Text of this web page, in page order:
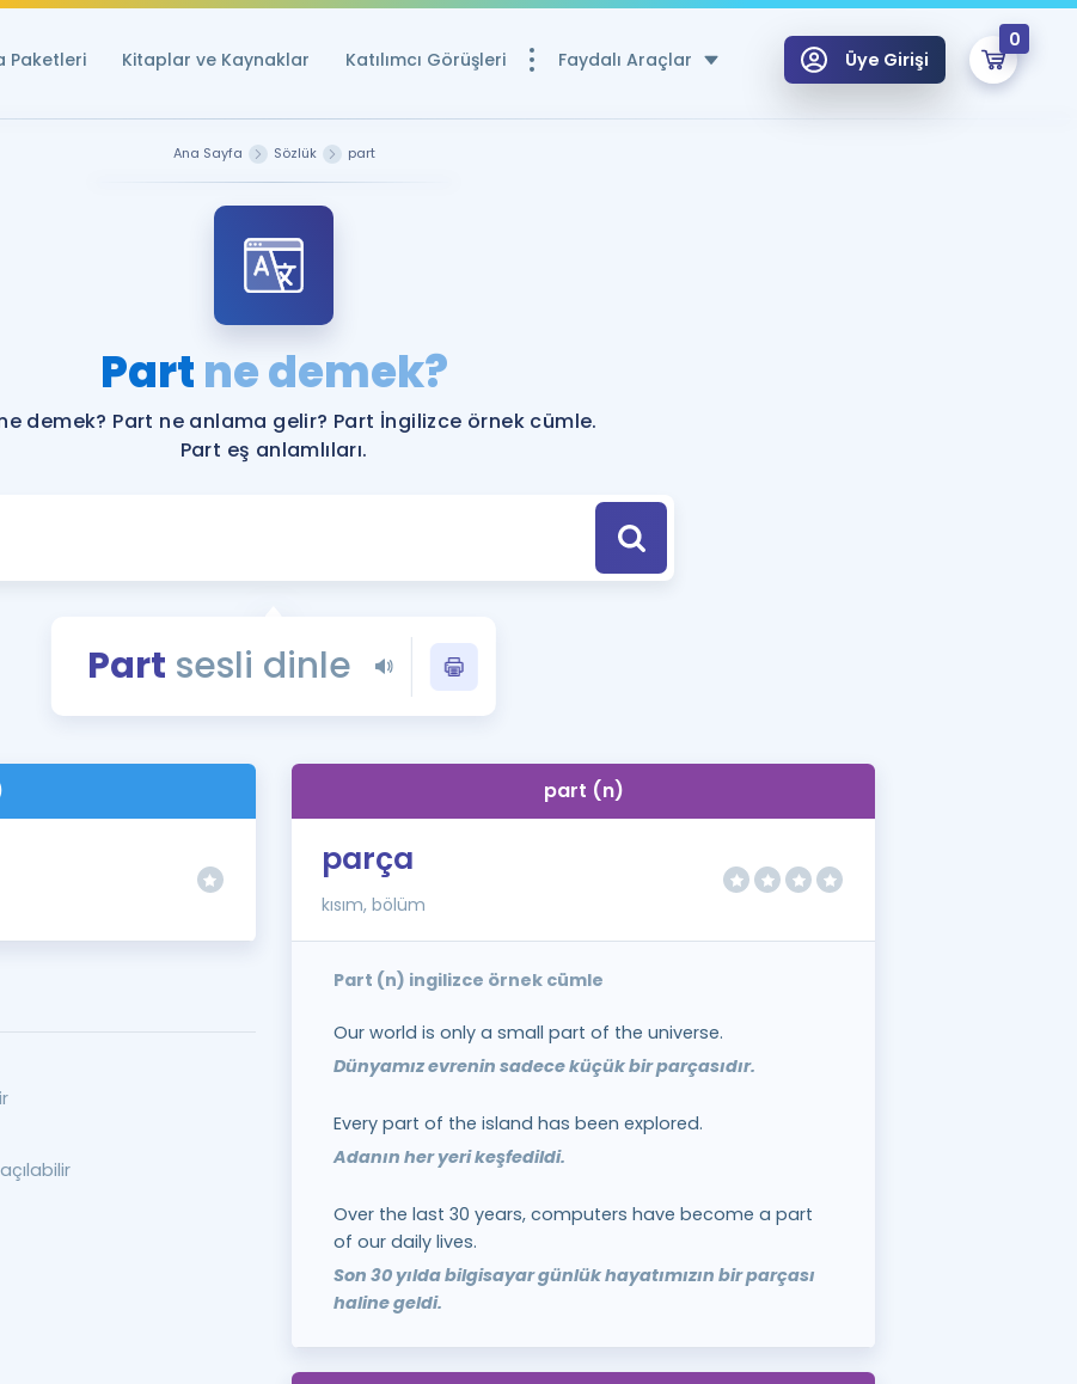
Paketleri Kitaplar ve Kaynaklar Katılımcı Görüşleri Faydalı Araçlar
YDS ve YÖKDİL Puan Hesaplama Aracı
YDS ve YÖKDİL'e Hazırlananlar için Öneriler
Tüm ÖSYM Sınavları Tek Takvimde
Blog
YDS - YÖKDİL Tüm Sınavlarla İlgili Haberler
İngilizce Gramer
Üye Girişi
0
Ana Sayfa Sözlük part
Partne demek?
demek? Part ne anlama gelir? Part İngilizce örnek cümle.
Part eş anlamlıları.
Part sesli dinle
part (n)
parça
kısım, bölüm
Part (n) ingilizce örnek cümle
Our world is only a small part of the universe.
Dünyamız evrenin sadece küçük bir parçasıdır.
Every part of the island has been explored.
Adanın her yeri keşfedildi.
Over the last 30 years, computers have become a part
of our daily lives.
Son 30 yılda bilgisayar günlük hayatımızın bir parçası
haline geldi.